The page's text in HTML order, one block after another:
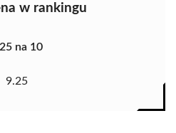
w rankingu
na 10
9.25